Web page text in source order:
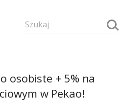
osobiste + 5% na
w Pekao!